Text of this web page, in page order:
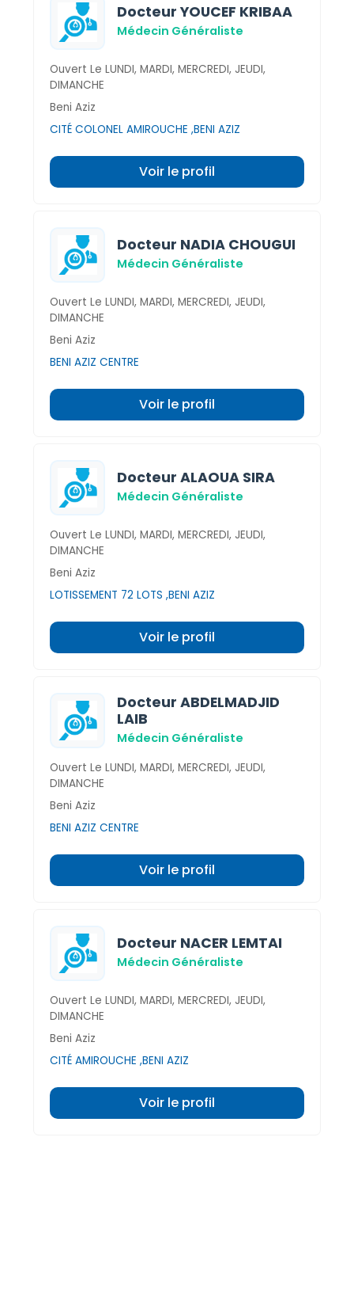
Docteur YOUCEF KRIBAA
Médecin Généraliste
Ouvert Le LUNDI, MARDI, MERCREDI, JEUDI,
DIMANCHE
Beni Aziz
CITÉ COLONEL AMIROUCHE ,BENI AZIZ
Voir le profil
Docteur NADIA CHOUGUI
Médecin Généraliste
Ouvert Le LUNDI, MARDI, MERCREDI, JEUDI,
DIMANCHE
Beni Aziz
BENI AZIZ CENTRE
Voir le profil
Docteur ALAOUA SIRA
Médecin Généraliste
Ouvert Le LUNDI, MARDI, MERCREDI, JEUDI,
DIMANCHE
Beni Aziz
LOTISSEMENT 72 LOTS ,BENI AZIZ
Voir le profil
Docteur ABDELMADJID
LAIB
Médecin Généraliste
Ouvert Le LUNDI, MARDI, MERCREDI, JEUDI,
DIMANCHE
Beni Aziz
BENI AZIZ CENTRE
Voir le profil
Docteur NACER LEMTAI
Médecin Généraliste
Ouvert Le LUNDI, MARDI, MERCREDI, JEUDI,
DIMANCHE
Beni Aziz
CITÉ AMIROUCHE ,BENI AZIZ
Voir le profil